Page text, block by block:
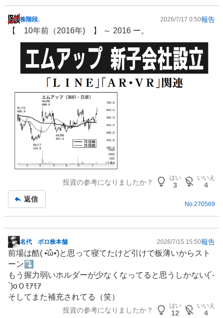
掲
示
株階段. 2026/7/17 0:50報告
【 10年前（2016年) 】 ～ 2016 ー。
投資の参考になりましたか？
はい
3
いいえ
4
返信
No.270569
掲
示
記
事
名代 ボロ株本舗 2026/7/15 15:50報告
前場は酷( •᷄ὤ•᷅)と思って寝てたけど引けで板薄いからスト
ーン⤵︎ ︎
もう握力弱いホルダーが少なくなってると思うしかない(´-
`)oＯﾓｱﾓｱ
そしてまた補充されてる（笑）
投資の参考になりましたか？
はい
12
いいえ
4